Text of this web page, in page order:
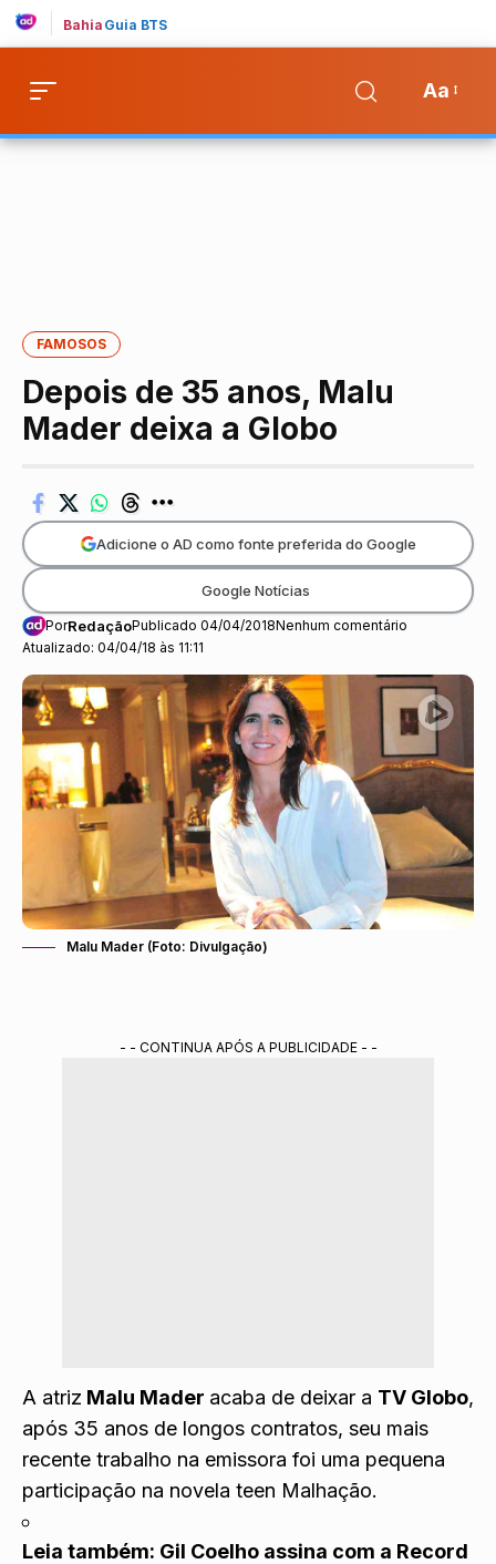
Bahia Guia BTS
Aa
FAMOSOS
Depois de 35 anos, Malu
Mader deixa a Globo
Atualizado: 04/04/18 às 11:11
PorRedaçãoPublicado 04/04/2018Nenhum comentário
Adicione o AD como fonte preferida do Google
Google Notícias
Malu Mader (Foto: Divulgação)
- - CONTINUA APÓS A PUBLICIDADE - -
A atriz Malu Mader acaba de deixar a TV Globo,
após 35 anos de longos contratos, seu mais
recente trabalho na emissora foi uma pequena
participação na novela teen Malhação.
Leia também: Gil Coelho assina com a Record